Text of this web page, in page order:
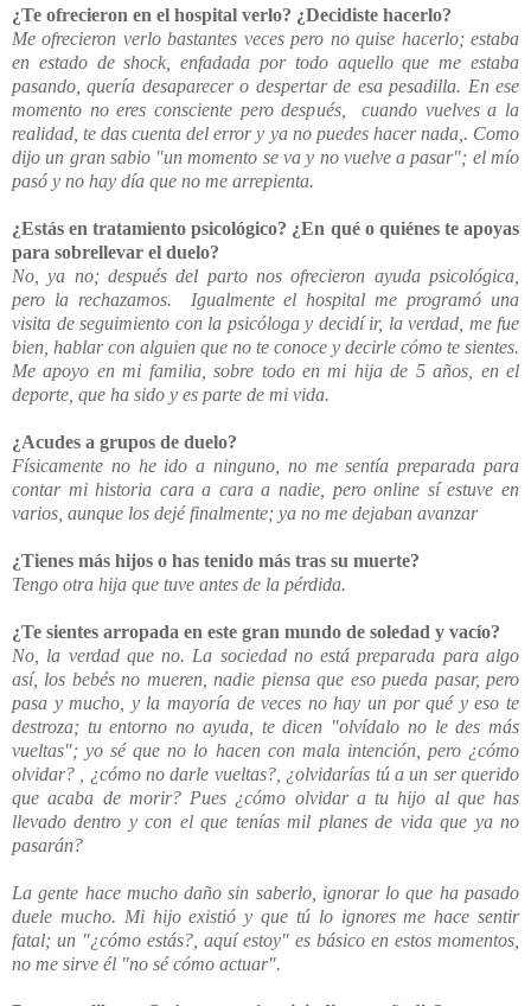
¿Te ofrecieron en el hospital verlo? ¿Decidiste hacerlo?
Me ofrecieron verlo bastantes veces pero no quise hacerlo; estaba
en estado de shock, enfadada por todo aquello que me estaba
pasando, quería desaparecer o despertar de esa pesadilla. En ese
momento no eres consciente pero después, cuando vuelves a la
realidad, te das cuenta del error y ya no puedes hacer nada,. Como
dijo un gran sabio "un momento se va y no vuelve a pasar"; el mío
pasó y no hay día que no me arrepienta.
¿Estás en tratamiento psicológico? ¿En qué o quiénes te apoyas
para sobrellevar el duelo?
No, ya no; después del parto nos ofrecieron ayuda psicológica,
pero la rechazamos. Igualmente el hospital me programó una
visita de seguimiento con la psicóloga y decidí ir, la verdad, me fue
bien, hablar con alguien que no te conoce y decirle cómo te sientes.
Me apoyo en mi familia, sobre todo en mi hija de 5 años, en el
deporte, que ha sido y es parte de mi vida.
¿Acudes a grupos de duelo?
Físicamente no he ido a ninguno, no me sentía preparada para
contar mi historia cara a cara a nadie, pero online sí estuve en
varios, aunque los dejé finalmente; ya no me dejaban avanzar
¿Tienes más hijos o has tenido más tras su muerte?
Tengo otra hija que tuve antes de la pérdida.
¿Te sientes arropada en este gran mundo de soledad y vacío?
No, la verdad que no. La sociedad no está preparada para algo
así, los bebés no mueren, nadie piensa que eso pueda pasar, pero
pasa y mucho, y la mayoría de veces no hay un por qué y eso te
destroza; tu entorno no ayuda, te dicen "olvídalo no le des más
vueltas"; yo sé que no lo hacen con mala intención, pero ¿cómo
olvidar? , ¿cómo no darle vueltas?, ¿olvidarías tú a un ser querido
que acaba de morir? Pues ¿cómo olvidar a tu hijo al que has
llevado dentro y con el que tenías mil planes de vida que ya no
pasarán?
La gente hace mucho daño sin saberlo, ignorar lo que ha pasado
duele mucho. Mi hijo existió y que tú lo ignores me hace sentir
fatal; un "¿cómo estás?, aquí estoy" es básico en estos momentos,
no me sirve él "no sé cómo actuar".